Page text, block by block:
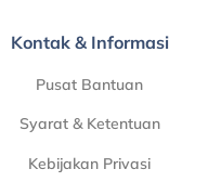
Kontak & Informasi
Pusat Bantuan
Syarat & Ketentuan
Kebijakan Privasi